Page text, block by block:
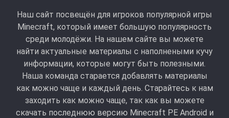
Наш сайт посвещён для игроков популярной игры
Minecraft, который имеет большую популярность
среди молодёжи. На нашем сайте вы можете
найти актуальные материалы с наполнеными кучу
информации, которые могут быть полезными.
Наша команда старается добавлять материалы
как можно чаще и каждый день. Старайтесь к нам
заходить как можно чаще, так как вы можете
скачать последнюю версию Minecraft PE Android и